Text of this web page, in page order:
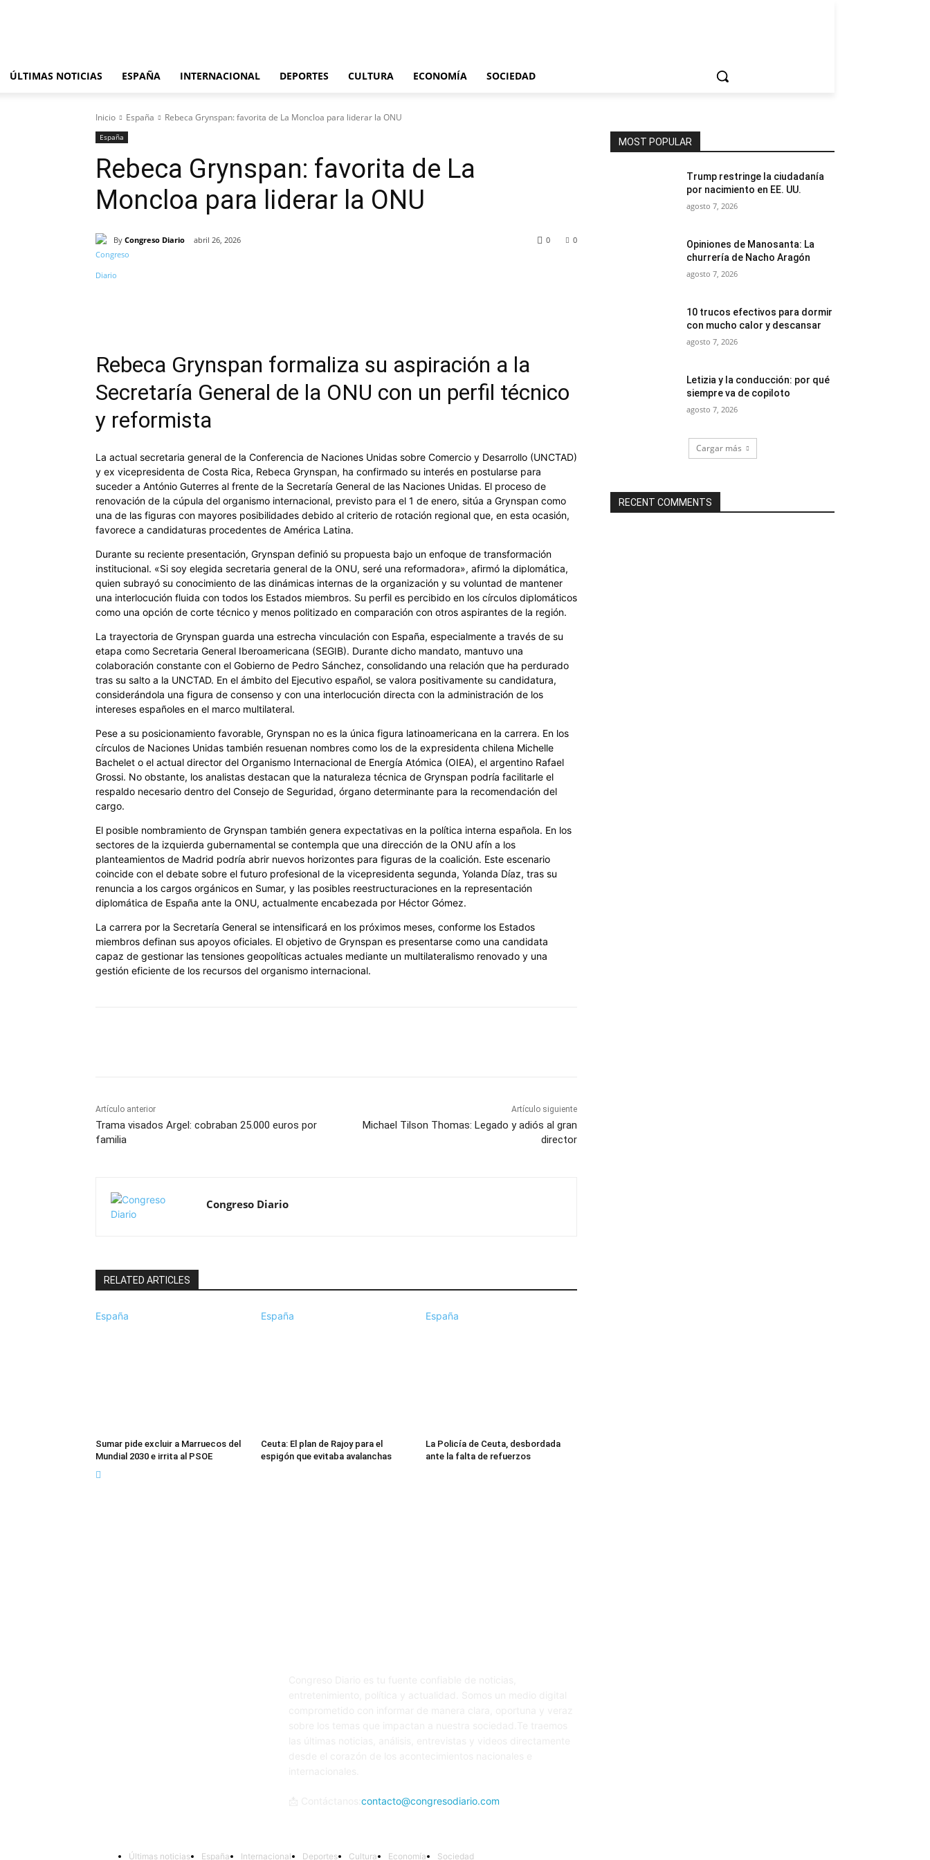
ÚLTIMAS NOTICIAS ESPAÑA INTERNACIONAL DEPORTES CULTURA ECONOMÍA SOCIEDAD
Inicio España Rebeca Grynspan: favorita de La Moncloa para liderar la ONU
España
Rebeca Grynspan: favorita de La
Moncloa para liderar la ONU
By Congreso Diario abril 26, 2026 0
0
Rebeca Grynspan formaliza su aspiración a la
Secretaría General de la ONU con un perfil técnico
y reformista
La actual secretaria general de la Conferencia de Naciones Unidas sobre Comercio y Desarrollo (UNCTAD)
y ex vicepresidenta de Costa Rica, Rebeca Grynspan, ha confirmado su interés en postularse para
suceder a António Guterres al frente de la Secretaría General de las Naciones Unidas. El proceso de
renovación de la cúpula del organismo internacional, previsto para el 1 de enero, sitúa a Grynspan como
una de las figuras con mayores posibilidades debido al criterio de rotación regional que, en esta ocasión,
favorece a candidaturas procedentes de América Latina.
Durante su reciente presentación, Grynspan definió su propuesta bajo un enfoque de transformación
institucional. «Si soy elegida secretaria general de la ONU, seré una reformadora», afirmó la diplomática,
quien subrayó su conocimiento de las dinámicas internas de la organización y su voluntad de mantener
una interlocución fluida con todos los Estados miembros. Su perfil es percibido en los círculos diplomáticos
como una opción de corte técnico y menos politizado en comparación con otros aspirantes de la región.
La trayectoria de Grynspan guarda una estrecha vinculación con España, especialmente a través de su
etapa como Secretaria General Iberoamericana (SEGIB). Durante dicho mandato, mantuvo una
colaboración constante con el Gobierno de Pedro Sánchez, consolidando una relación que ha perdurado
tras su salto a la UNCTAD. En el ámbito del Ejecutivo español, se valora positivamente su candidatura,
considerándola una figura de consenso y con una interlocución directa con la administración de los
intereses españoles en el marco multilateral.
Pese a su posicionamiento favorable, Grynspan no es la única figura latinoamericana en la carrera. En los
círculos de Naciones Unidas también resuenan nombres como los de la expresidenta chilena Michelle
Bachelet o el actual director del Organismo Internacional de Energía Atómica (OIEA), el argentino Rafael
Grossi. No obstante, los analistas destacan que la naturaleza técnica de Grynspan podría facilitarle el
respaldo necesario dentro del Consejo de Seguridad, órgano determinante para la recomendación del
cargo.
El posible nombramiento de Grynspan también genera expectativas en la política interna española. En los
sectores de la izquierda gubernamental se contempla que una dirección de la ONU afín a los
planteamientos de Madrid podría abrir nuevos horizontes para figuras de la coalición. Este escenario
coincide con el debate sobre el futuro profesional de la vicepresidenta segunda, Yolanda Díaz, tras su
renuncia a los cargos orgánicos en Sumar, y las posibles reestructuraciones en la representación
diplomática de España ante la ONU, actualmente encabezada por Héctor Gómez.
La carrera por la Secretaría General se intensificará en los próximos meses, conforme los Estados
miembros definan sus apoyos oficiales. El objetivo de Grynspan es presentarse como una candidata
capaz de gestionar las tensiones geopolíticas actuales mediante un multilateralismo renovado y una
gestión eficiente de los recursos del organismo internacional.
Artículo anterior
Trama visados Argel: cobraban 25.000 euros por
familia
Artículo siguiente
Michael Tilson Thomas: Legado y adiós al gran
director
Congreso Diario
RELATED ARTICLES
España
Sumar pide excluir a Marruecos del
Mundial 2030 e irrita al PSOE
España
Ceuta: El plan de Rajoy para el
espigón que evitaba avalanchas
España
La Policía de Ceuta, desbordada
ante la falta de refuerzos
MOST POPULAR
Trump restringe la ciudadanía
por nacimiento en EE. UU.
agosto 7, 2026
Opiniones de Manosanta: La
churrería de Nacho Aragón
agosto 7, 2026
10 trucos efectivos para dormir
con mucho calor y descansar
agosto 7, 2026
Letizia y la conducción: por qué
siempre va de copiloto
agosto 7, 2026
Cargar más
RECENT COMMENTS
contacto@congresodiario.com
Últimas noticias España Internacional Deportes Cultura Economía Sociedad